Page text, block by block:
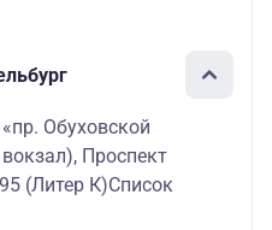
Обуховской
Проспект
(Литер К)Список